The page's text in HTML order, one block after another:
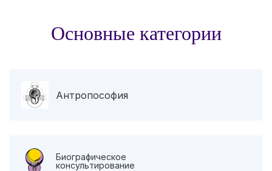
Основные категории
Антропософия
Биографическое
консультирование